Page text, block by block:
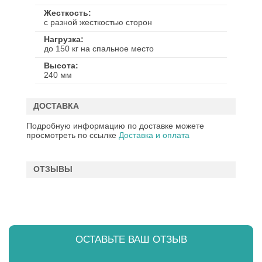
Жесткость
с разной жесткостью сторон
Нагрузка
до 150 кг на спальное место
Высота
240 мм
ДОСТАВКА
Подробную информацию по доставке можете
просмотреть по ссылке Доставка и оплата
ОТЗЫВЫ
ОСТАВЬТЕ ВАШ ОТЗЫВ